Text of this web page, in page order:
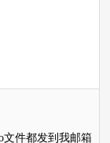
文件都发到我邮箱